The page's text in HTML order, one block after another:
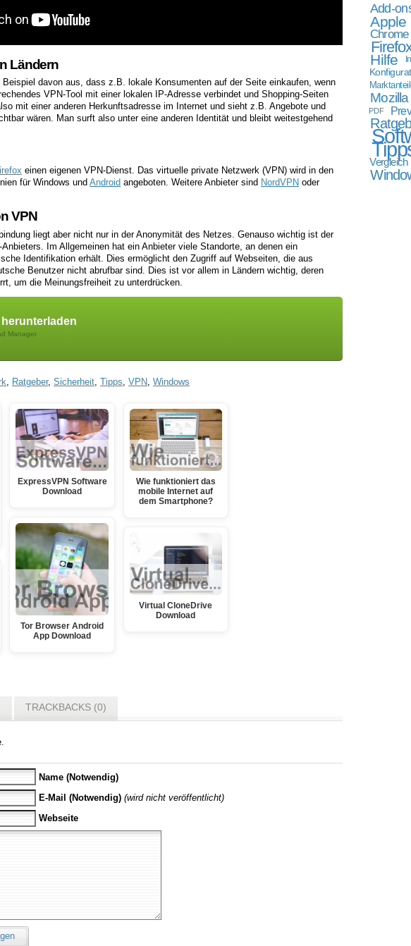
Ländern
Beispiel davon aus, dass z.B. lokale Konsumenten auf der Seite einkaufen, wenn
VPN-Tool mit einer lokalen IP-Adresse verbindet und Shopping-Seiten
mit einer anderen Herkunftsadresse im Internet und sieht z.B. Angebote und
wären. Man surft also unter eine anderen Identität und bleibt weitestgehend
einen eigenen VPN-Dienst. Das virtuelle private Netzwerk (VPN) wird in den
für Windows undAndroid angeboten. Weitere Anbieter sind NordVPN oder
VPN
liegt aber nicht nur in der Anonymität des Netzes. Genauso wichtig ist der
Im Allgemeinen hat ein Anbieter viele Standorte, an denen ein
Identifikation erhält. Dies ermöglicht den Zugriff auf Webseiten, die aus
Benutzer nicht abrufbar sind. Dies ist vor allem in Ländern wichtig, deren
um die Meinungsfreiheit zu unterdrücken.
Manager
, Ratgeber, Sicherheit, Tipps, VPN, Windows
ExpressVPN Software
Download
Tor Browser Android
App Download
Wie funktioniert das
mobile Internet auf
dem Smartphone?
Virtual CloneDrive
Download
TRACKBACKS (0)
Name (Notwendig)
E-Mail (Notwendig) (wird nicht veröffentlicht)
Webseite
Add-
Apple
Chrome
Hilfe
Mozilla
PDF
Vergleich